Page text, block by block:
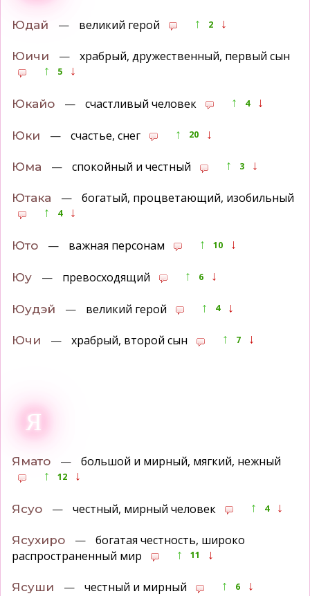
Юдай — великий герой ↑ 2 ↓
Юичи — храбрый, дружественный, первый сын
↑ 5 ↓
Юкайо — счастливый человек ↑ 4 ↓
Юки — счастье, снег ↑ 20 ↓
Юма — спокойный и честный ↑ 3 ↓
Ютака — богатый, процветающий, изобильный
↑ 4 ↓
Юто — важная персонам ↑ 10 ↓
Юу — превосходящий ↑ 6 ↓
Юудэй — великий герой ↑ 4 ↓
Ючи — храбрый, второй сын ↑ 7 ↓
Я
Ямато — большой и мирный, мягкий, нежный
↑ 12 ↓
Ясуо — честный, мирный человек ↑ 4 ↓
Ясухиро —
богатая честность, широко
распространенный мир
↑ 11 ↓
Ясуши — честный и мирный ↑ 6 ↓